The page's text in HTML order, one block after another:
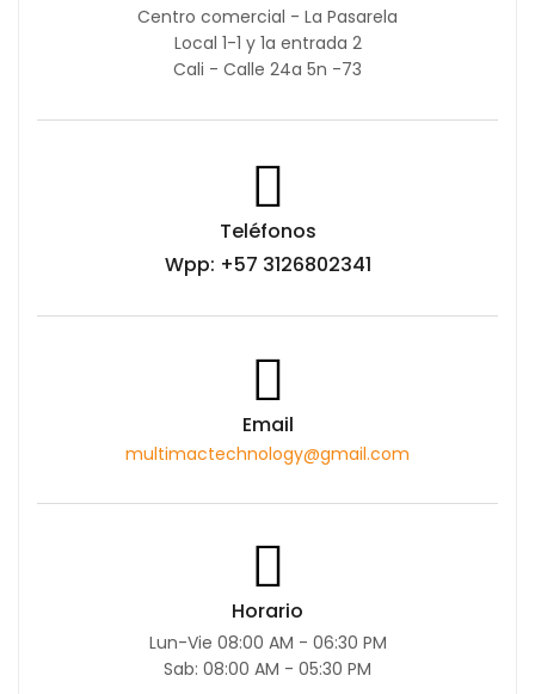
Centro comercial - La Pasarela
Local 1-1 y 1a entrada 2
Cali - Calle 24a 5n -73
Teléfonos
Wpp: +57 3126802341
Email
multimactechnology@gmail.com
Horario
Lun-Vie 08:00 AM - 06:30 PM
Sab: 08:00 AM - 05:30 PM